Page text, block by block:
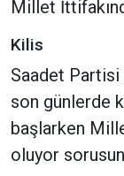
Millet
Kilis
Saadet Partisi
son günlerde
başlarken
oluyor